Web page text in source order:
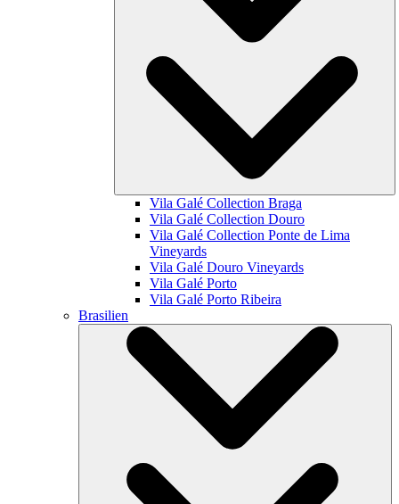
Vila Galé Collection Braga
Vila Galé Collection Douro
Vila Galé Collection Ponte de Lima
Vineyards
Vila Galé Douro Vineyards
Vila Galé Porto
Vila Galé Porto Ribeira
Brasilien